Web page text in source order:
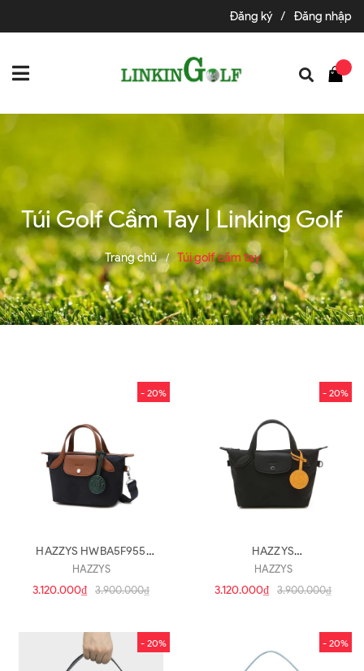
Đăng ký / Đăng nhập
Túi Golf Cầm Tay | Linking Golf
Trang chủ / Túi golf cầm tay
- 20%
HAZZYS HWBA5F955
navy(hb280)
HAZZYS
3.120.000₫ 3.900.000₫
- 20%
HAZZYS
HWBA5F955BK(hb279)
HAZZYS
3.120.000₫ 3.900.000₫
- 20% - 20%